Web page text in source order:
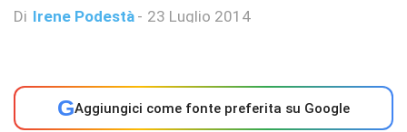
Di Irene Podestà - 23 Luglio 2014
GAggiungici come fonte preferita su Google